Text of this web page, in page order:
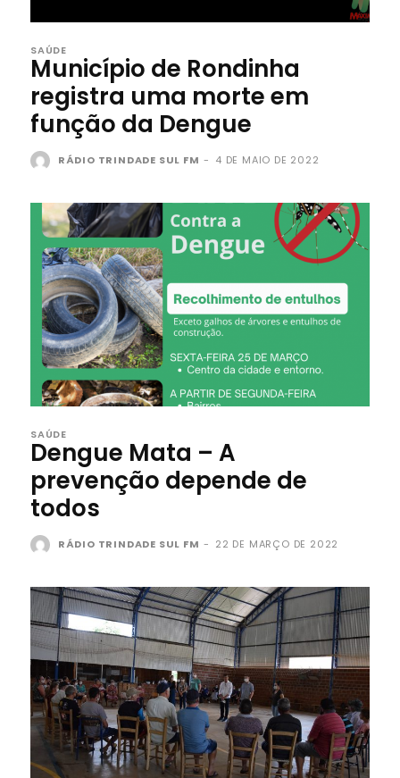
SAÚDE
Município de Rondinha
registra uma morte em
função da Dengue
RÁDIO TRINDADE SUL FM - 4 DE MAIO DE 2022
SAÚDE
Dengue Mata – A
prevenção depende de
todos
RÁDIO TRINDADE SUL FM - 22 DE MARÇO DE 2022